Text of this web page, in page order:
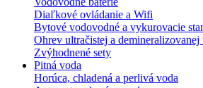
Diaľkové ovládanie a Wifi
Bytové vodovodné a vykurovacie
Ohrev ultračistej a demineralizovanej
Zvýhodnené sety
Pitná voda
Horúca, chladená a perlivá voda